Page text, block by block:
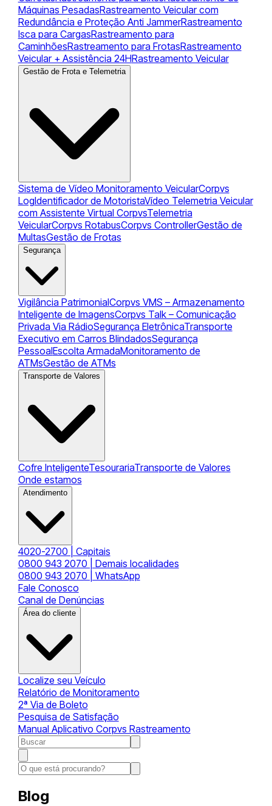
Máquinas PesadasRastreamento Veicular com
Redundância e Proteção Anti JammerRastreamento
Isca para CargasRastreamento para
CaminhõesRastreamento para FrotasRastreamento
Veicular + Assistência 24HRastreamento Veicular
Gestão de Frota e Telemetria
Sistema de Vídeo Monitoramento VeicularCorpvs
LogIdentificador de MotoristaVídeo Telemetria Veicular
com Assistente Virtual CorpvsTelemetria
VeicularCorpvs RotabusCorpvs ControllerGestão de
MultasGestão de Frotas
Segurança
Vigilância PatrimonialCorpvs VMS – Armazenamento
Inteligente de ImagensCorpvs Talk – Comunicação
Privada Via RádioSegurança EletrônicaTransporte
Executivo em Carros BlindadosSegurança
PessoalEscolta ArmadaMonitoramento de
ATMsGestão de ATMs
Transporte de Valores
Cofre InteligenteTesourariaTransporte de Valores
Onde estamos
Atendimento
4020-2700 | Capitais
0800 943 2070 | Demais localidades
0800 943 2070 | WhatsApp
Fale Conosco
Canal de Denúncias
Área do cliente
Localize seu Veículo
Relatório de Monitoramento
2ª Via de Boleto
Pesquisa de Satisfação
Manual Aplicativo Corpvs Rastreamento
Blog